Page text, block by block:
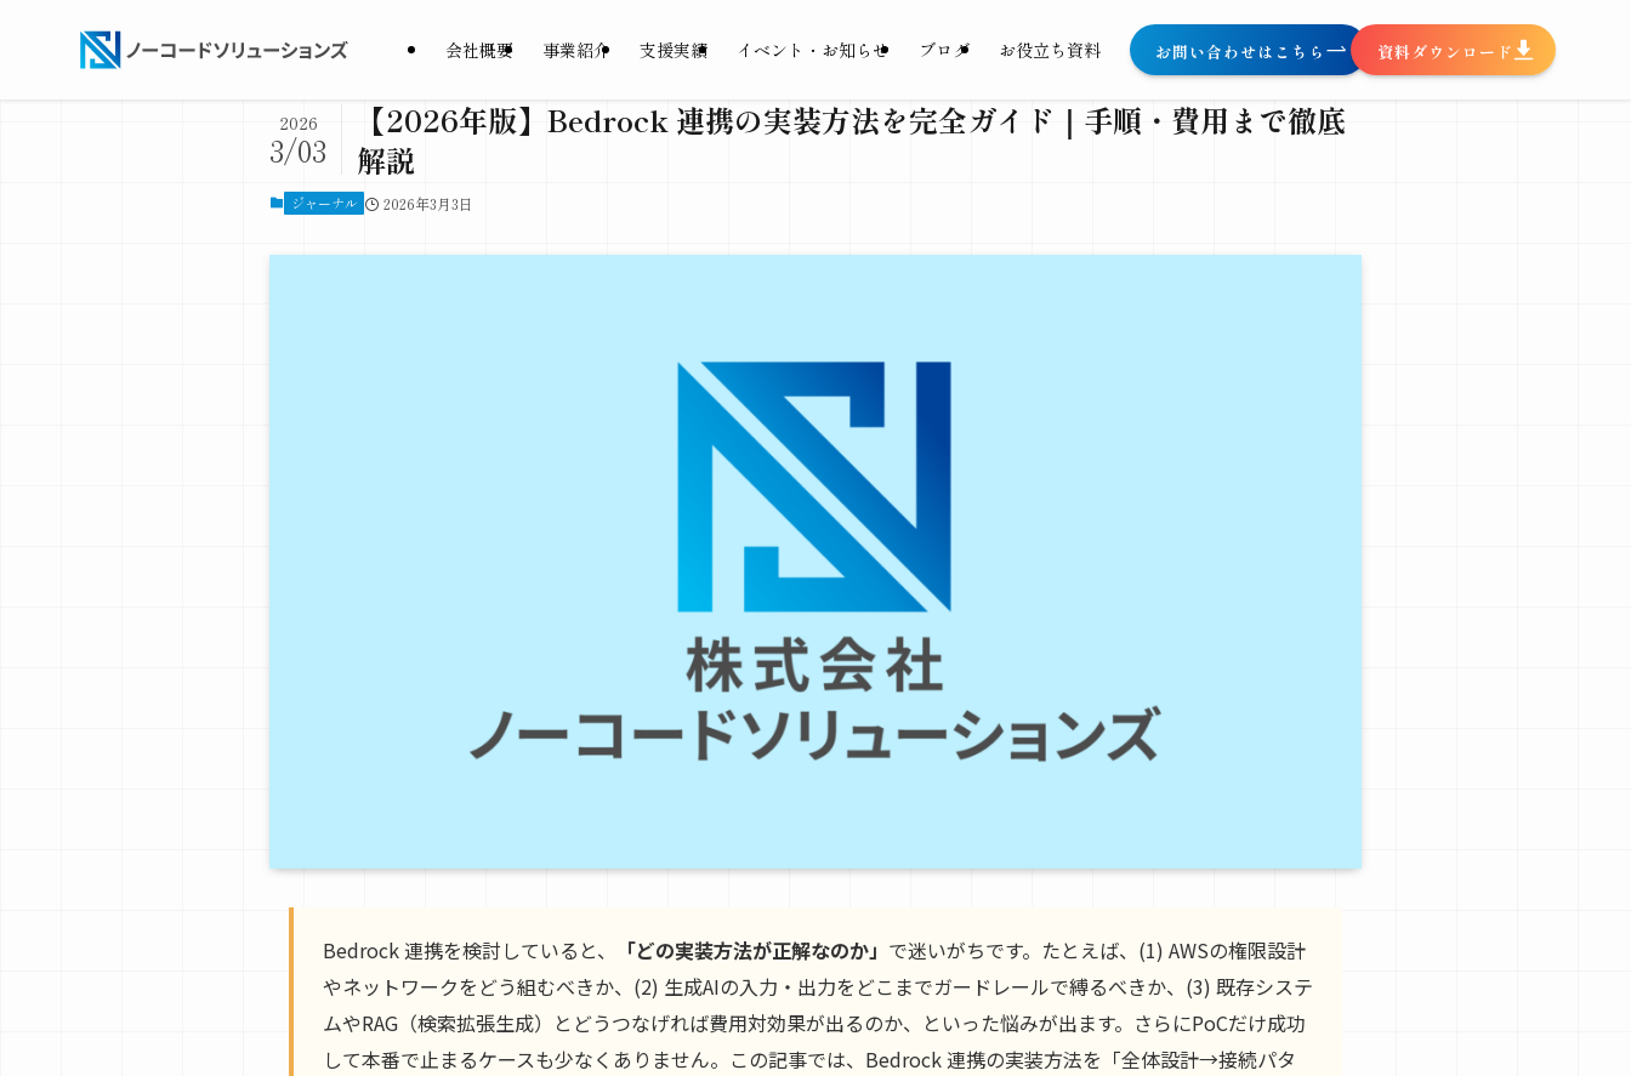
会社概要 事業紹介 支援実績 イベント・お知らせ ブログ お役立ち資料 お問い合わせはこちら 資料ダウンロード
【2026年版】Bedrock 連携の実装方法を完全ガイド｜手順・費用まで徹底
解説
2026
3/03
ジャーナル 2026年3月3日
Bedrock 連携を検討していると、 「どの実装方法が正解なのか」 で迷いがちです。たとえば、(1) AWSの権限設計
やネットワークをどう組むべきか、(2) 生成AIの入力・出力をどこまでガードレールで縛るべきか、(3) 既存システ
ムやRAG（検索拡張生成）とどうつなげれば費用対効果が出るのか、といった悩みが出ます。さらにPoCだけ成功
して本番で止まるケースも少なくありません。この記事では、Bedrock 連携の実装方法を「全体設計→接続パタ